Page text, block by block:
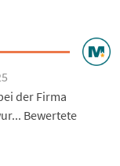
der Firma
Bewertete